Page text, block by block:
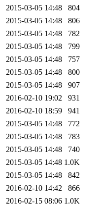
2015-03-05 14:48
804
2015-03-05 14:48
806
2015-03-05 14:48
782
2015-03-05 14:48
799
2015-03-05 14:48
757
2015-03-05 14:48
800
2015-03-05 14:48
907
2016-02-10 19:02
931
2016-02-10 18:59
941
2015-03-05 14:48
772
2015-03-05 14:48
783
2015-03-05 14:48
740
2015-03-05 14:48 1.0K
2015-03-05 14:48
842
2016-02-10 14:42
866
2016-02-15 08:06 1.0K